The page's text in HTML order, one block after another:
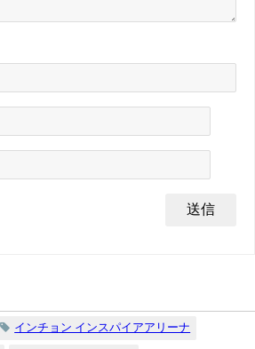
インチョン インスパイアアリーナ